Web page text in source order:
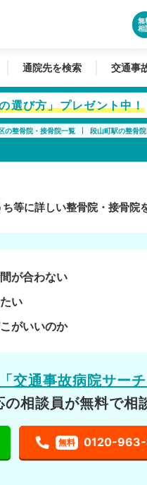
無
相
通院先を検索 交通事
選び方」プレゼント中！
の整骨院・接骨院一覧 段山町駅の整骨
等に詳しい整骨院・接骨院
が合わない
い
がいいのか
「交通事故病院サー
の相談員が無料で相
無料 0120-